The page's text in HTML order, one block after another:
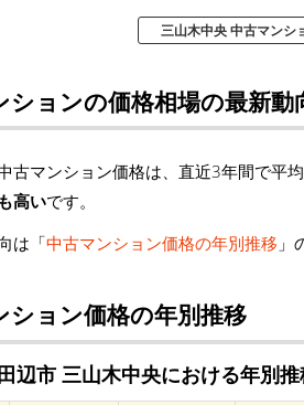
三山木中央 中古マンシ
ションの価格相場の最新動
古マンション価格は、直近3年間で平
高いです。
は「中古マンション価格の年別推移 」
ション価格の年別推移
辺市 三山木中央における年別